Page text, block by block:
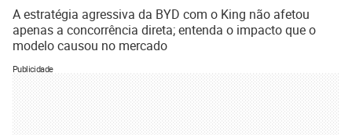
A estratégia agressiva da BYD com o King não afetou
apenas a concorrência direta; entenda o impacto que o
modelo causou no mercado
Publicidade